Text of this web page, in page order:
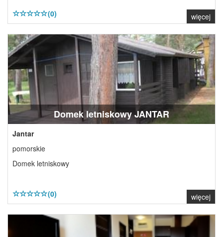
(0) więcej
Domek letniskowy JANTAR
Jantar
pomorskie
Domek letniskowy
(0) więcej